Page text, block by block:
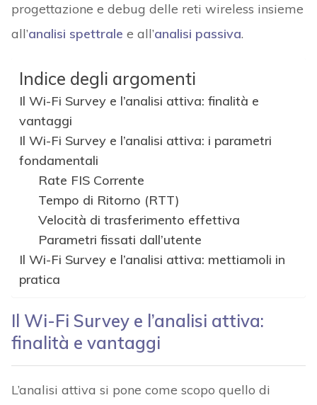
progettazione e debug delle reti wireless insieme
all’analisi spettrale e all’analisi passiva.
Indice degli argomenti
Il Wi-Fi Survey e l’analisi attiva: finalità e
vantaggi
Il Wi-Fi Survey e l’analisi attiva: i parametri
fondamentali
Rate FIS Corrente
Tempo di Ritorno (RTT)
Velocità di trasferimento effettiva
Parametri fissati dall’utente
Il Wi-Fi Survey e l’analisi attiva: mettiamoli in
pratica
Il Wi-Fi Survey e l’analisi attiva:
finalità e vantaggi
L’analisi attiva si pone come scopo quello di